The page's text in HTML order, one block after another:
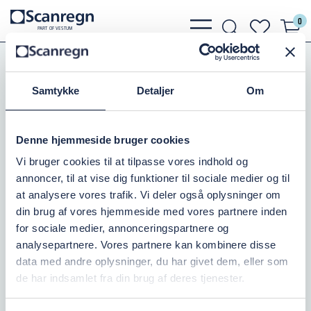
Samtykke Detaljer Om
Denne hjemmeside bruger cookies
Vi bruger cookies til at tilpasse vores indhold og
annoncer, til at vise dig funktioner til sociale medier og til
at analysere vores trafik. Vi deler også oplysninger om
din brug af vores hjemmeside med vores partnere inden
for sociale medier, annonceringspartnere og
analysepartnere. Vores partnere kan kombinere disse
data med andre oplysninger, du har givet dem, eller som
de har indsamlet fra din brug af deres tjenester.
PARTOF VESTUM
bars
light
search
light
heart 0
Koblinger Hunkobling m.Gevind
LAVAL HUN 80MM/3" UDV.GEV.
Varenr.:504204080
På lager: 9
583,75 DKK inkl. moms
Læg i kurv